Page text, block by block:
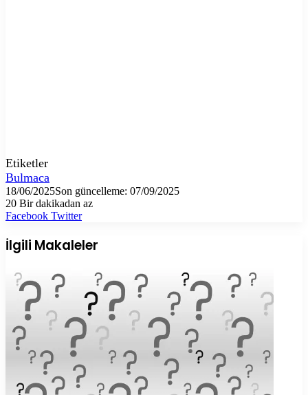
Etiketler
Bulmaca
18/06/2025Son güncelleme: 07/09/2025
20 Bir dakikadan az
Facebook TwitterLinkedIn
Tumblr
Pinterest
Reddit
VKontakte
E-
ile
paylaş
Yazdır
İlgili Makaleler